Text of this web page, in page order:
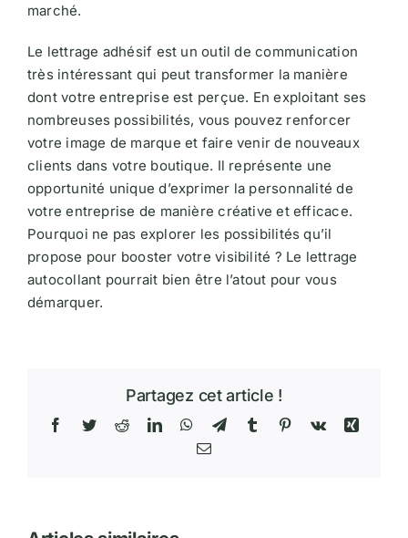
marché.
Le lettrage adhésif est unoutil de communication
très intéressant qui peut transformer la manière
dont votre entreprise est perçue. En exploitant ses
nombreuses possibilités, vous pouvez renforcer
votre image de marque et faire venir de nouveaux
clients dans votre boutique. Il représente une
opportunité unique d’exprimer la personnalité de
votre entreprise de manière créative et efficace.
Pourquoi ne pas explorer les possibilités qu’il
propose pour booster votre visibilité ? Le lettrage
autocollant pourrait bien être l’atout pour vous
démarquer.
Partagez cet article !
Facebook
TwitterRedditLinkedInWhatsApp
TelegramTumblr Pinterest
Vk
Xing
Email